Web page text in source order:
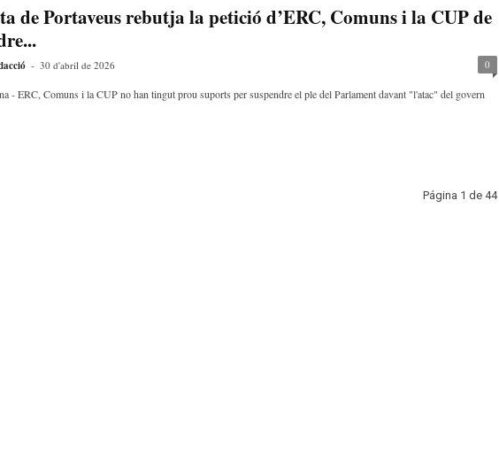
de Portaveus rebutja la petició d’ERC, Comuns i la CUP de
- 30 d'abril de 2026 0
- ERC, Comuns i la CUP no han tingut prou suports per suspendre el ple del Parlament davant "l'atac" del govern
Página 1 de 44